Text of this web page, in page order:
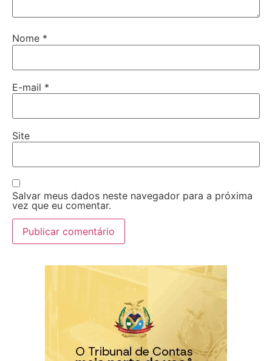
Nome *
E-mail *
Site
Salvar meus dados neste navegador para a próxima
vez que eu comentar.